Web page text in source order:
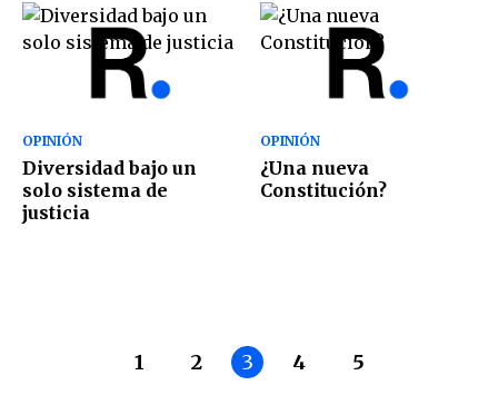
OPINIÓN
Diversidad bajo un
solo sistema de
justicia
OPINIÓN
¿Una nueva
Constitución?
1 2 3 4 5